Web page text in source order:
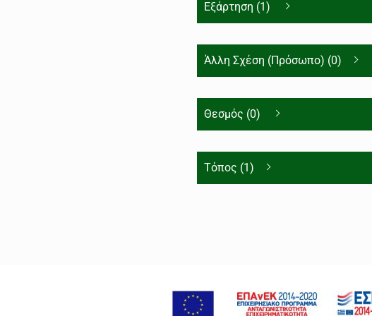
Εξάρτηση (1)
Άλλη Σχέση (Πρόσωπο) (0)
Θεσμός (0)
Τόπος (1)